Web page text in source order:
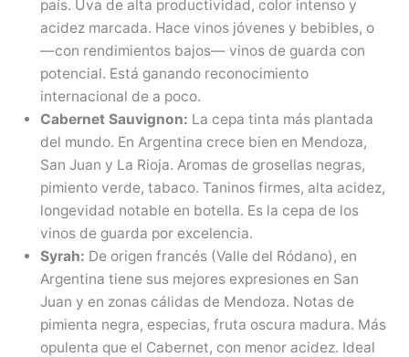
país. Uva de alta productividad, color intenso y
acidez marcada. Hace vinos jóvenes y bebibles, o
—con rendimientos bajos— vinos de guarda con
potencial. Está ganando reconocimiento
internacional de a poco.
Cabernet Sauvignon: La cepa tinta más plantada
del mundo. En Argentina crece bien en Mendoza,
San Juan y La Rioja. Aromas de grosellas negras,
pimiento verde, tabaco. Taninos firmes, alta acidez,
longevidad notable en botella. Es la cepa de los
vinos de guarda por excelencia.
Syrah: De origen francés (Valle del Ródano), en
Argentina tiene sus mejores expresiones en San
Juan y en zonas cálidas de Mendoza. Notas de
pimienta negra, especias, fruta oscura madura. Más
opulenta que el Cabernet, con menor acidez. Ideal